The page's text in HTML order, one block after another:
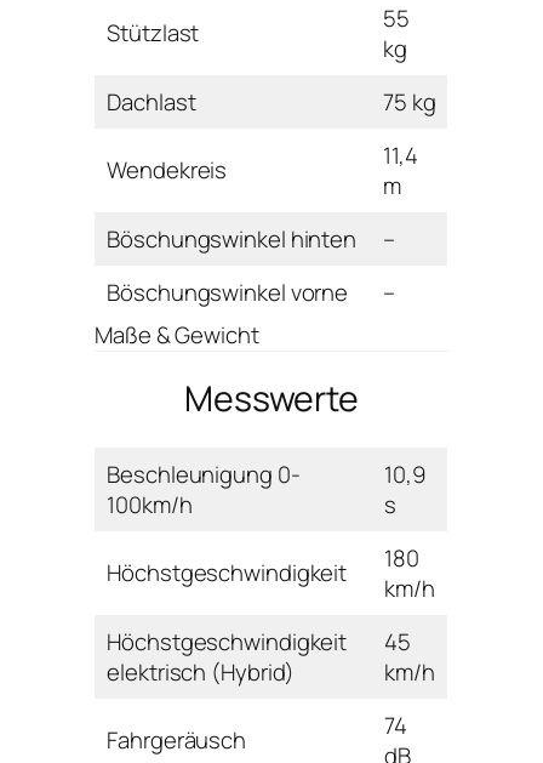
Stützlast
55
kg
Dachlast
75 kg
Wendekreis
11,4
m
Böschungswinkel hinten
–
Böschungswinkel vorne
–
Maße & Gewicht
Messwerte
Beschleunigung 0-
100km/h
10,9
s
Höchstgeschwindigkeit
180
km/h
Höchstgeschwindigkeit
elektrisch (Hybrid)
45
km/h
Fahrgeräusch
74
dB